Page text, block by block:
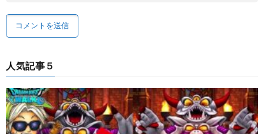
人気記事５